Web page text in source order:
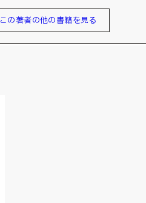
この著者の他の書籍を見る